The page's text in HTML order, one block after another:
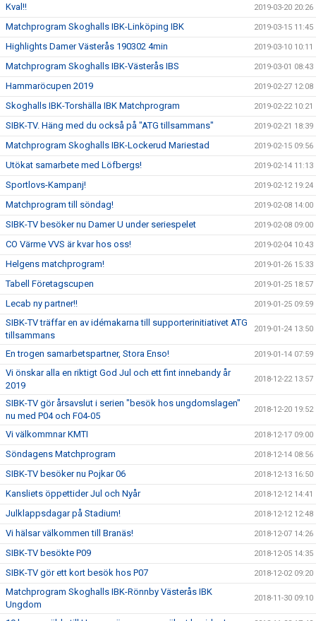
Kval!! 2019-03-20 20:26
Matchprogram Skoghalls IBK-Linköping IBK 2019-03-15 11:45
Highlights Damer Västerås 190302 4min 2019-03-10 10:11
Matchprogram Skoghalls IBK-Västerås IBS 2019-03-01 08:43
Hammaröcupen 2019 2019-02-27 12:08
Skoghalls IBK-Torshälla IBK Matchprogram 2019-02-22 10:21
SIBK-TV. Häng med du också på "ATG tillsammans" 2019-02-21 18:39
Matchprogram Skoghalls IBK-Lockerud Mariestad 2019-02-15 09:56
Utökat samarbete med Löfbergs! 2019-02-14 11:13
Sportlovs-Kampanj! 2019-02-12 19:24
Matchprogram till söndag! 2019-02-08 14:00
SIBK-TV besöker nu Damer U under seriespelet 2019-02-08 09:00
CO Värme VVS är kvar hos oss! 2019-02-04 10:43
Helgens matchprogram! 2019-01-26 15:33
Tabell Företagscupen 2019-01-25 18:57
Lecab ny partner!! 2019-01-25 09:59
SIBK-TV träffar en av idémakarna till supporterinitiativet ATG
tillsammans
2019-01-24 13:50
En trogen samarbetspartner, Stora Enso! 2019-01-14 07:59
Vi önskar alla en riktigt God Jul och ett fint innebandy år
2019
2018-12-22 13:57
SIBK-TV gör årsavslut i serien "besök hos ungdomslagen"
nu med P04 och F04-05
2018-12-20 19:52
Vi välkommnar KMTI 2018-12-17 09:00
Söndagens Matchprogram 2018-12-14 08:56
SIBK-TV besöker nu Pojkar 06 2018-12-13 16:50
Kansliets öppettider Jul och Nyår 2018-12-12 14:41
Julklappsdagar på Stadium! 2018-12-12 12:48
Vi hälsar välkommen till Branäs! 2018-12-07 14:26
SIBK-TV besökte P09 2018-12-05 14:35
SIBK-TV gör ett kort besök hos P07 2018-12-02 09:20
Matchprogram Skoghalls IBK-Rönnby Västerås IBK
Ungdom
2018-11-30 09:10